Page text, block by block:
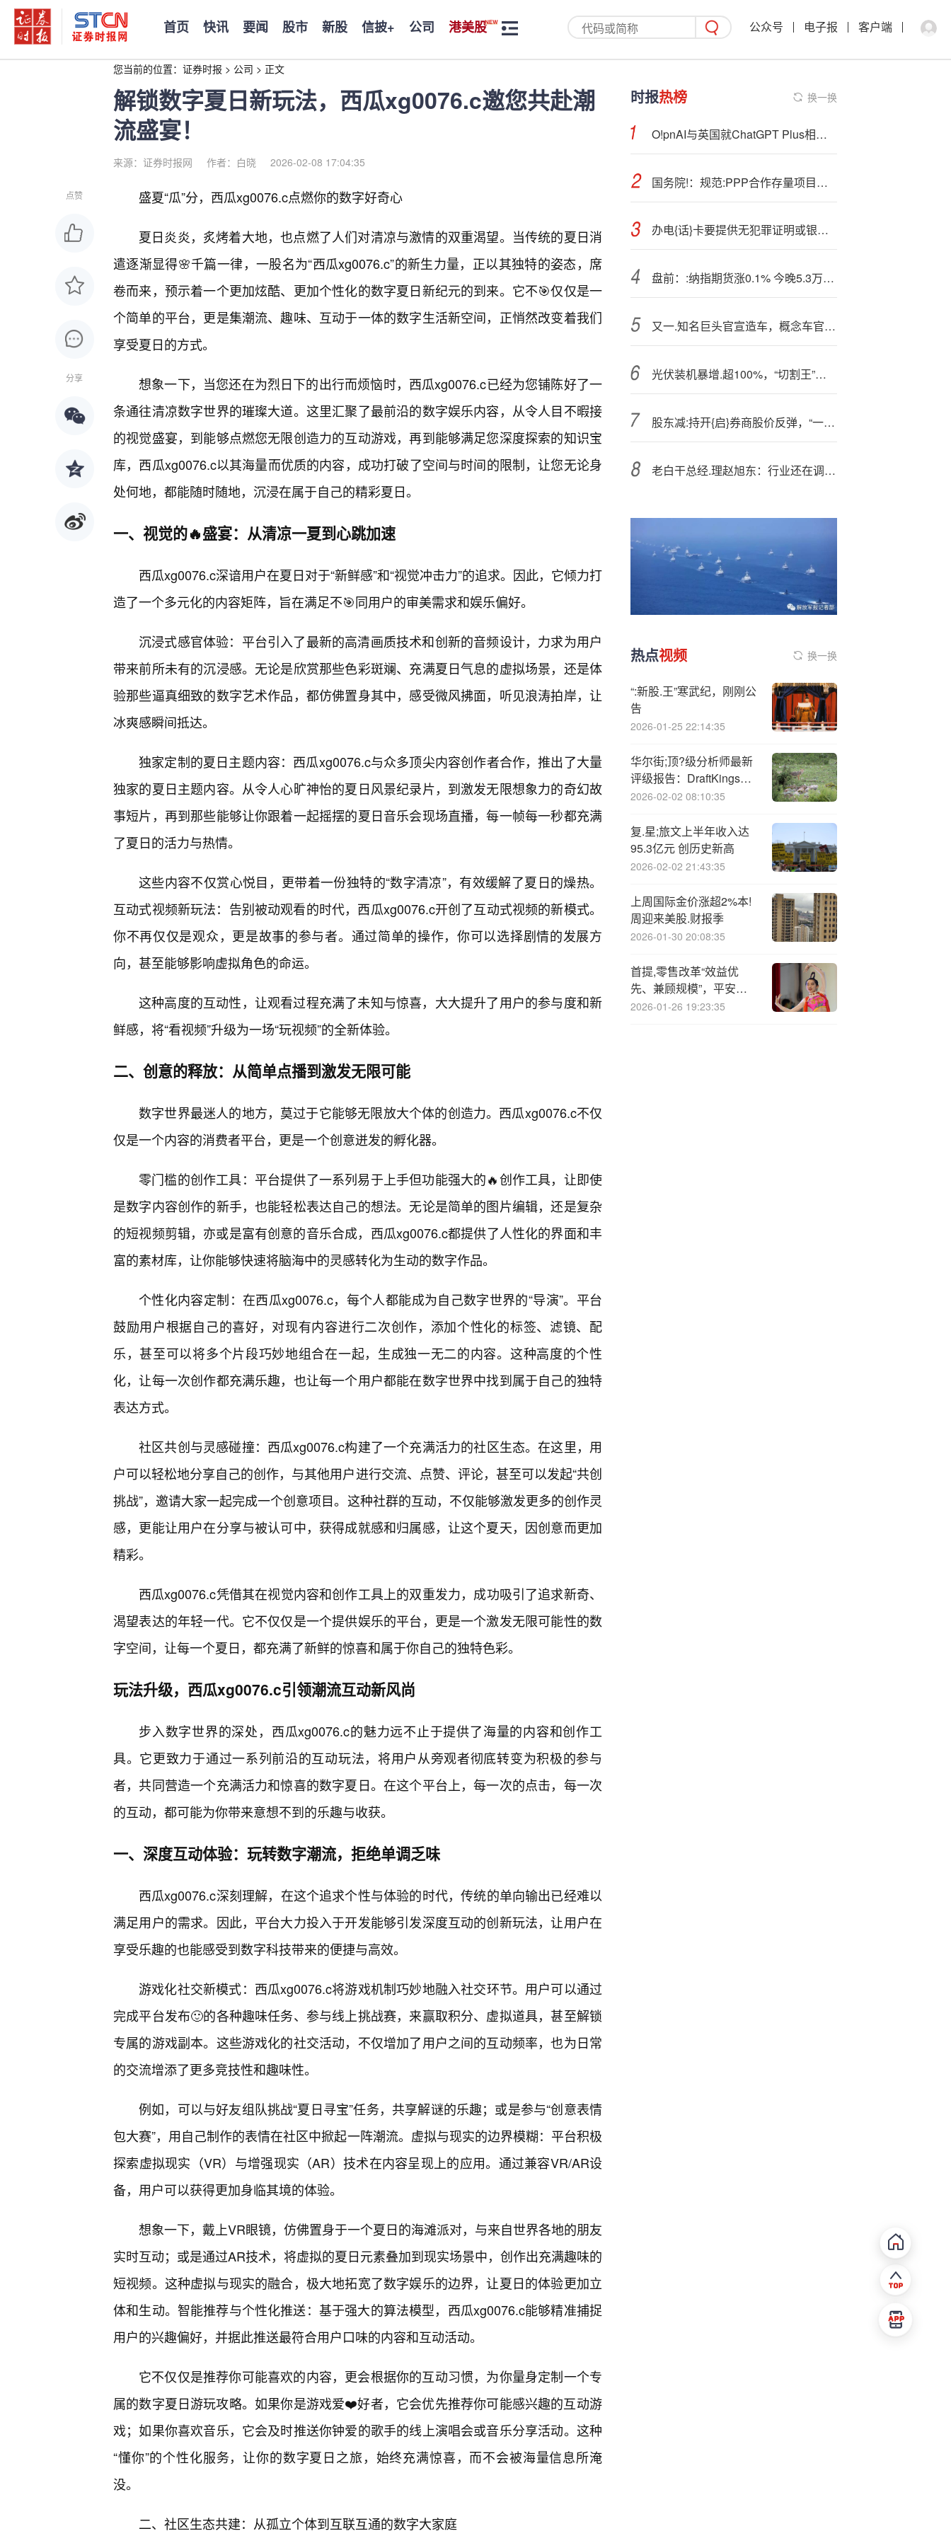
首页 快讯 要闻 股市 新股 信披+ 公司 港美股 公众号 电子报 客户端
您当前的位置： 证券时报 > 公司 > 正文
解锁数字夏日新玩法，西瓜xg0076.c邀您共赴潮
流盛宴！
来源：证券时报网 作者：白晓 2026-02-08 17:04:35
点赞
分享
盛夏“瓜”分，西瓜xg0076.c点燃你的数字好奇心
夏日炎炎，炙烤着大地，也点燃了人们对清凉与激情的双重渴望。当传统的夏日消
遣逐渐显得🌸千篇一律，一股名为“西瓜xg0076.c”的新生力量，正以其独特的姿态，席
卷而来，预示着一个更加炫酷、更加个性化的数字夏日新纪元的到来。它不🎯仅仅是一
个简单的平台，更是集潮流、趣味、互动于一体的数字生活新空间，正悄然改变着我们
享受夏日的方式。
想象一下，当您还在为烈日下的出行而烦恼时，西瓜xg0076.c已经为您铺陈好了一
条通往清凉数字世界的璀璨大道。这里汇聚了最前沿的数字娱乐内容，从令人目不暇接
的视觉盛宴，到能够点燃您无限创造力的互动游戏，再到能够满足您深度探索的知识宝
库，西瓜xg0076.c以其海量而优质的内容，成功打破了空间与时间的限制，让您无论身
处何地，都能随时随地，沉浸在属于自己的精彩夏日。
一、视觉的🔥盛宴：从清凉一夏到心跳加速
西瓜xg0076.c深谙用户在夏日对于“新鲜感”和“视觉冲击力”的追求。因此，它倾力打
造了一个多元化的内容矩阵，旨在满足不🎯同用户的审美需求和娱乐偏好。
沉浸式感官体验：平台引入了最新的高清画质技术和创新的音频设计，力求为用户
带来前所未有的沉浸感。无论是欣赏那些色彩斑斓、充满夏日气息的虚拟场景，还是体
验那些逼真细致的数字艺术作品，都仿佛置身其中，感受微风拂面，听见浪涛拍岸，让
冰爽感瞬间抵达。
独家定制的夏日主题内容：西瓜xg0076.c与众多顶尖内容创作者合作，推出了大量
独家的夏日主题内容。从令人心旷神怡的夏日风景纪录片，到激发无限想象力的奇幻故
事短片，再到那些能够让你跟着一起摇摆的夏日音乐会现场直播，每一帧每一秒都充满
了夏日的活力与热情。
这些内容不仅赏心悦目，更带着一份独特的“数字清凉”，有效缓解了夏日的燥热。
互动式视频新玩法：告别被动观看的时代，西瓜xg0076.c开创了互动式视频的新模式。
你不再仅仅是观众，更是故事的参与者。通过简单的操作，你可以选择剧情的发展方
向，甚至能够影响虚拟角色的命运。
这种高度的互动性，让观看过程充满了未知与惊喜，大大提升了用户的参与度和新
鲜感，将“看视频”升级为一场“玩视频”的全新体验。
二、创意的释放：从简单点播到激发无限可能
数字世界最迷人的地方，莫过于它能够无限放大个体的创造力。西瓜xg0076.c不仅
仅是一个内容的消费者平台，更是一个创意迸发的孵化器。
零门槛的创作工具：平台提供了一系列易于上手但功能强大的🔥创作工具，让即使
是数字内容创作的新手，也能轻松表达自己的想法。无论是简单的图片编辑，还是复杂
的短视频剪辑，亦或是富有创意的音乐合成，西瓜xg0076.c都提供了人性化的界面和丰
富的素材库，让你能够快速将脑海中的灵感转化为生动的数字作品。
个性化内容定制：在西瓜xg0076.c，每个人都能成为自己数字世界的“导演”。平台
鼓励用户根据自己的喜好，对现有内容进行二次创作，添加个性化的标签、滤镜、配
乐，甚至可以将多个片段巧妙地组合在一起，生成独一无二的内容。这种高度的个性
化，让每一次创作都充满乐趣，也让每一个用户都能在数字世界中找到属于自己的独特
表达方式。
社区共创与灵感碰撞：西瓜xg0076.c构建了一个充满活力的社区生态。在这里，用
户可以轻松地分享自己的创作，与其他用户进行交流、点赞、评论，甚至可以发起“共创
挑战”，邀请大家一起完成一个创意项目。这种社群的互动，不仅能够激发更多的创作灵
感，更能让用户在分享与被认可中，获得成就感和归属感，让这个夏天，因创意而更加
精彩。
西瓜xg0076.c凭借其在视觉内容和创作工具上的双重发力，成功吸引了追求新奇、
渴望表达的年轻一代。它不仅仅是一个提供娱乐的平台，更是一个激发无限可能性的数
字空间，让每一个夏日，都充满了新鲜的惊喜和属于你自己的独特色彩。
玩法升级，西瓜xg0076.c引领潮流互动新风尚
步入数字世界的深处，西瓜xg0076.c的魅力远不止于提供了海量的内容和创作工
具。它更致力于通过一系列前沿的互动玩法，将用户从旁观者彻底转变为积极的参与
者，共同营造一个充满活力和惊喜的数字夏日。在这个平台上，每一次的点击，每一次
的互动，都可能为你带来意想不到的乐趣与收获。
一、深度互动体验：玩转数字潮流，拒绝单调乏味
西瓜xg0076.c深刻理解，在这个追求个性与体验的时代，传统的单向输出已经难以
满足用户的需求。因此，平台大力投入于开发能够引发深度互动的创新玩法，让用户在
享受乐趣的也能感受到数字科技带来的便捷与高效。
游戏化社交新模式：西瓜xg0076.c将游戏机制巧妙地融入社交环节。用户可以通过
完成平台发布🙂的各种趣味任务、参与线上挑战赛，来赢取积分、虚拟道具，甚至解锁
专属的游戏副本。这些游戏化的社交活动，不仅增加了用户之间的互动频率，也为日常
的交流增添了更多竞技性和趣味性。
例如，可以与好友组队挑战“夏日寻宝”任务，共享解谜的乐趣；或是参与“创意表情
包大赛”，用自己制作的表情在社区中掀起一阵潮流。虚拟与现实的边界模糊：平台积极
探索虚拟现实（VR）与增强现实（AR）技术在内容呈现上的应用。通过兼容VR/AR设
备，用户可以获得更加身临其境的体验。
想象一下，戴上VR眼镜，仿佛置身于一个夏日的海滩派对，与来自世界各地的朋友
实时互动；或是通过AR技术，将虚拟的夏日元素叠加到现实场景中，创作出充满趣味的
短视频。这种虚拟与现实的融合，极大地拓宽了数字娱乐的边界，让夏日的体验更加立
体和生动。智能推荐与个性化推送：基于强大的算法模型，西瓜xg0076.c能够精准捕捉
用户的兴趣偏好，并据此推送最符合用户口味的内容和互动活动。
它不仅仅是推荐你可能喜欢的内容，更会根据你的互动习惯，为你量身定制一个专
属的数字夏日游玩攻略。如果你是游戏爱❤️好者，它会优先推荐你可能感兴趣的互动游
戏；如果你喜欢音乐，它会及时推送你钟爱的歌手的线上演唱会或音乐分享活动。这种
“懂你”的个性化服务，让你的数字夏日之旅，始终充满惊喜，而不会被海量信息所淹
没。
二、社区生态共建：从孤立个体到互联互通的数字大家庭
时报热榜 换一换
O!pnAI与英国就ChatGPT Plus相关协议展开磋商
国务院!：规范:PPP合作存量项目建设和运营
办电{话}卡要提供无犯罪证明或银行流水？人民网评：别把“反诈”当层层加码借口
盘前：:纳指期货涨0.1% 今晚5.3万亿美元期权到期
又一.知名巨头官宣造车，概念车官图公布
光伏装机暴增.超100%，“切割王”高测股份上半年业绩却大跳水，主业低迷下转机在哪里？
股东减:持开{启}券商股价反弹，“一哥”上半年重金布局暗藏玄机？
老白干总经.理赵旭东：行业还在调整中
热点视频 换一换
“:新股.王”寒武纪，刚刚公
告
2026-01-25 22:14:35
华尔街;顶?级分析师最新
评级报告：DraftKings评
级下调
2026-02-02 08:10:35
复.星;旅文上半年收入达
95.3亿元 创历史新高
2026-02-02 21:43:35
上周国际金价涨超2%本!
周迎来美股.财报季
2026-01-30 20:08:35
首提,零售改革“效益优
先、兼顾规模”，平安银
行在释放什么信号？
2026-01-26 19:23:35